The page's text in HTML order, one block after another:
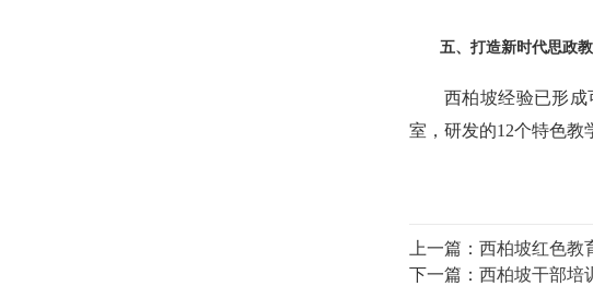
五、打造新时代思政
西柏坡经验已形
室，研发的12个特色教
上一篇： 西柏坡红色教
下一篇： 西柏坡干部培